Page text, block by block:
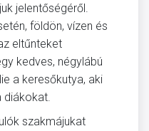
jelentőségéről.
földön, vízen és
eltűnteket
kedves, négylábú
a keresőkutya, aki
szakmájukat